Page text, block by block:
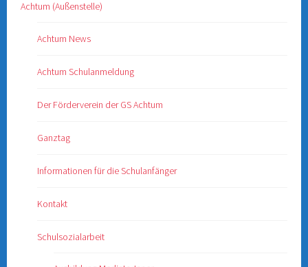
Achtum (Außenstelle)
Achtum News
Achtum Schulanmeldung
Der Förderverein der GS Achtum
Ganztag
Informationen für die Schulanfänger
Kontakt
Schulsozialarbeit